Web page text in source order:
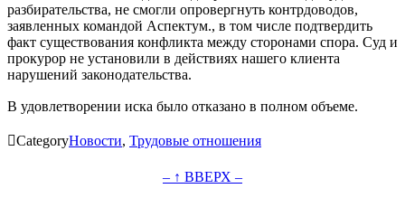
разбирательства, не смогли опровергнуть контрдоводов,
заявленных командой Аспектум., в том числе подтвердить
факт существования конфликта между сторонами спора. Суд и
прокурор не установили в действиях нашего клиента
нарушений законодательства.
В удовлетворении иска было отказано в полном объеме.
CategoryНовости, Трудовые отношения
– ↑ ВВЕРХ –